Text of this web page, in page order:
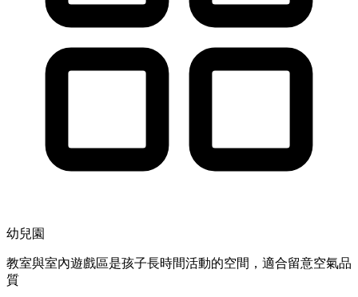
幼兒園
教室與室內遊戲區是孩子長時間活動的空間，適合留意空氣品
質